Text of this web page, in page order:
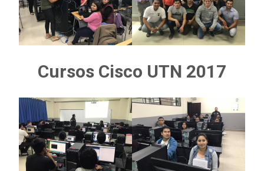
Cursos Cisco UTN 2017